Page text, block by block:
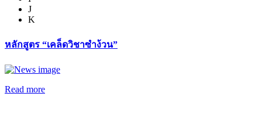
J
K
หลักสูตร “เคล็ดวิชาซำง้วน”
Read more